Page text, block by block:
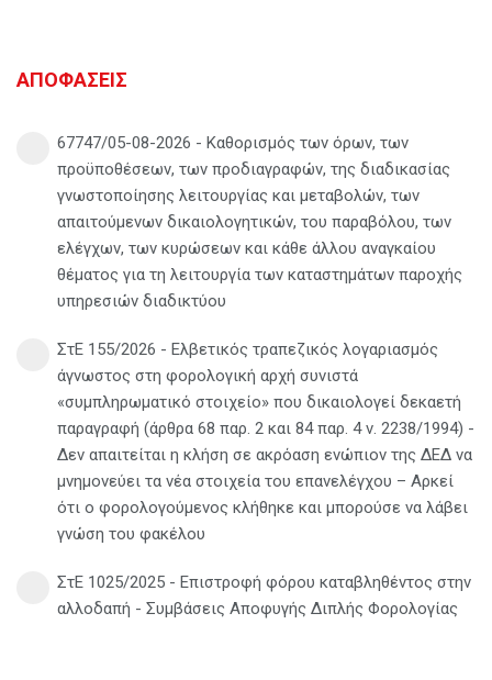
ΑΠΟΦΑΣΕΙΣ
67747/05-08-2026 - Καθορισμός των όρων, των
προϋποθέσεων, των προδιαγραφών, της διαδικασίας
γνωστοποίησης λειτουργίας και μεταβολών, των
απαιτούμενων δικαιολογητικών, του παραβόλου, των
ελέγχων, των κυρώσεων και κάθε άλλου αναγκαίου
θέματος για τη λειτουργία των καταστημάτων παροχής
υπηρεσιών διαδικτύου
ΣτΕ 155/2026 - Ελβετικός τραπεζικός λογαριασμός
άγνωστος στη φορολογική αρχή συνιστά
«συμπληρωματικό στοιχείο» που δικαιολογεί δεκαετή
παραγραφή (άρθρα 68 παρ. 2 και 84 παρ. 4 ν. 2238/1994) -
Δεν απαιτείται η κλήση σε ακρόαση ενώπιον της ΔΕΔ να
μνημονεύει τα νέα στοιχεία του επανελέγχου – Αρκεί
ότι ο φορολογούμενος κλήθηκε και μπορούσε να λάβει
γνώση του φακέλου
ΣτΕ 1025/2025 - Επιστροφή φόρου καταβληθέντος στην
αλλοδαπή - Συμβάσεις Αποφυγής Διπλής Φορολογίας